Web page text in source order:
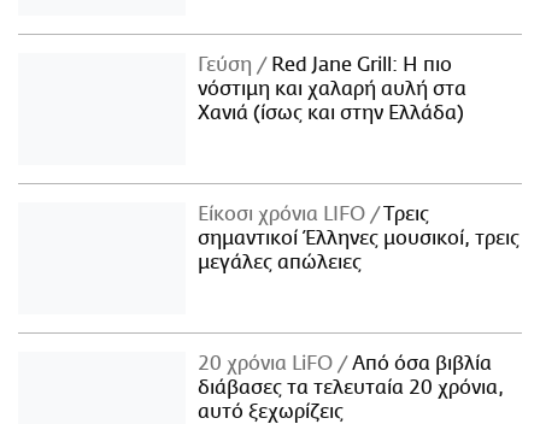
Γεύση
Red Jane Grill: Η πιο
νόστιμη και χαλαρή αυλή στα
Χανιά (ίσως και στην Ελλάδα)
Είκοσι χρόνια LIFO
Tρεις
σημαντικοί Έλληνες μουσικοί, τρεις
μεγάλες απώλειες
20 χρόνια LiFO
Από όσα βιβλία
διάβασες τα τελευταία 20 χρόνια,
αυτό ξεχωρίζεις